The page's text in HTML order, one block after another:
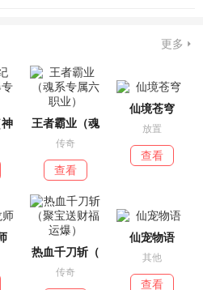
更多
王者霸业（魂
传奇
查看
仙境苍穹
放置
查看
热血千刀斩（
传奇
仙宠物语
其他
查看